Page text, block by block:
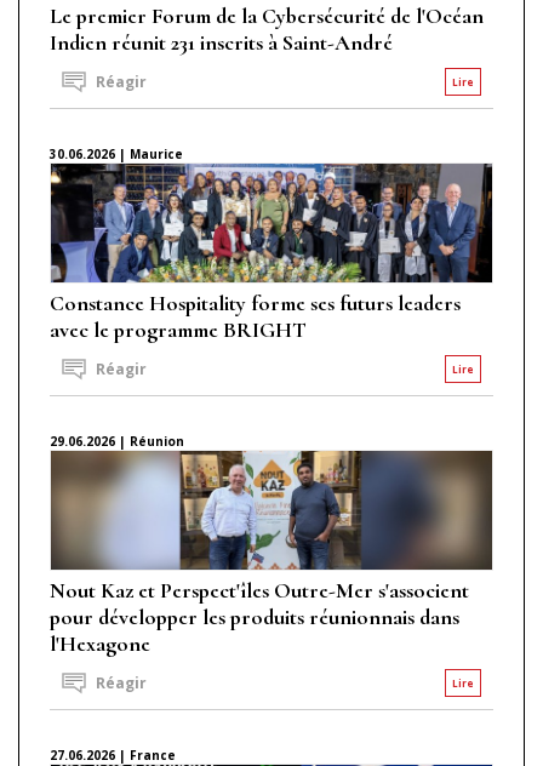
Le premier Forum de la Cybersécurité de l'Océan
Indien réunit 231 inscrits à Saint-André
Lire
Réagir
30.06.2026 | Maurice
Constance Hospitality forme ses futurs leaders
avec le programme BRIGHT
Lire
Réagir
29.06.2026 | Réunion
Nout Kaz et Perspect'îles Outre-Mer s'associent
pour développer les produits réunionnais dans
l'Hexagone
Lire
Réagir
27.06.2026 | France